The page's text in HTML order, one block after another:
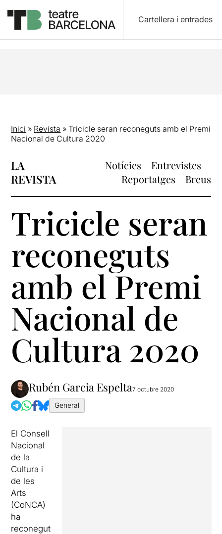
Cartellera i entrades
Inici » Revista »Tricicle seran reconeguts amb el Premi
Nacional de Cultura 2020
LA
REVISTA
Notícies
Entrevistes
Reportatges
Breus
Tricicle seran
reconeguts
amb el Premi
Nacional de
Cultura 2020
Rubén Garcia Espelta7 octubre 2020
General
El Consell
Nacional
de la
Cultura i
de les
Arts
(CoNCA)
ha
reconegut